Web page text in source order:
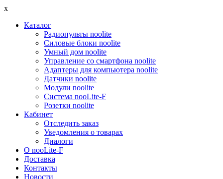
x
Каталог
Радиопульты noolite
Силовые блоки noolite
Умный дом noolite
Управление со смартфона noolite
Адаптеры для компьютера noolite
Датчики noolite
Модули noolite
Система nooLite-F
Розетки noolite
Кабинет
Отследить заказ
Уведомления о товарах
Диалоги
О nooLite-F
Доставка
Контакты
Новости